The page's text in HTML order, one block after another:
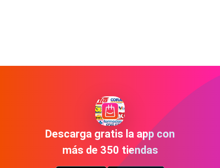
Descarga gratis la app con
más de 350 tiendas